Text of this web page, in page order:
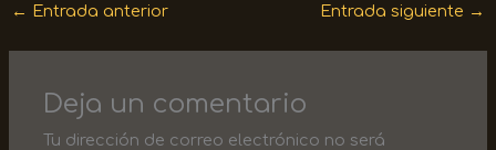
← Entrada anterior Entrada siguiente →
Deja un comentario
Tu dirección de correo electrónico no será